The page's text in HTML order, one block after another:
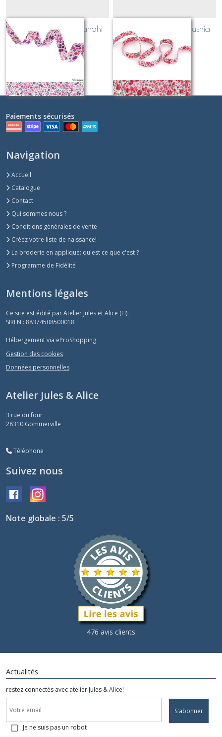
Biais Liberty Phoebe anahi
(rose, violet)
Sur demande
Biais Liberty Phoebe fushia
(rose)
Sur demande
Paiements sécurisés
Navigation
Accueil
Catalogue
Contact
Qui sommes nous ?
Conditions générales de vente
Créez votre liste de naissance!
La broderie en appliqué: qu'est ce que c'est ?
Programme de Fidélité
Mentions légales
Ce site est édité par Atelier Jules et Alice (EI).
SIREN : 88374508500018
Hébergement via eProShopping
Gestion des cookies
Données personnelles
Atelier Jules & Alice
3 rue du four
28310 Gommerville
Téléphone
Suivez nous
Note globale : 5/5
476 avis clients
Actualités
restez connectés avec atelier Jules & Alice!
S'abonner
Je ne suis pas un robot